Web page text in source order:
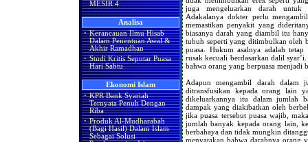
MESIR 4
Analisa
· Kerancauan Ilmu Hisab
Dalam Penentuan Awal &
Akhir Ramadhan
· Studi Kritis Seputar Puasa
Hari Sabtu
Ekonomi Islam
· KPR Bank Syariah
Ternyata Penuh Dengan
Riba
· Produk Al-Mudharabah
(Bagi Hasil) Dalam Islam
Sebagai Solusi
juga mengeluarkan darah untuk
Adakalanya dokter perlu
memastikan penyakit yang
biasanya darah yang diambil itu
tubuh seperti yang ditimbulkan oleh
puasa. Hukum asalnya adalah
rusak kecuali berdasarkan dalil
bahwa orang yang berpuasa menjadi
Adapun mengambil darah dalam
ditransfusikan kepada orang lain
dikeluarkannya itu dalam jumlah
dampak yang diakibatkan oleh
jika puasa tersebut puasa wajib,
jumlah banyak kepada orang lain,
berbahaya dan tidak mungkin
menyatakan bahwa darahnya orang